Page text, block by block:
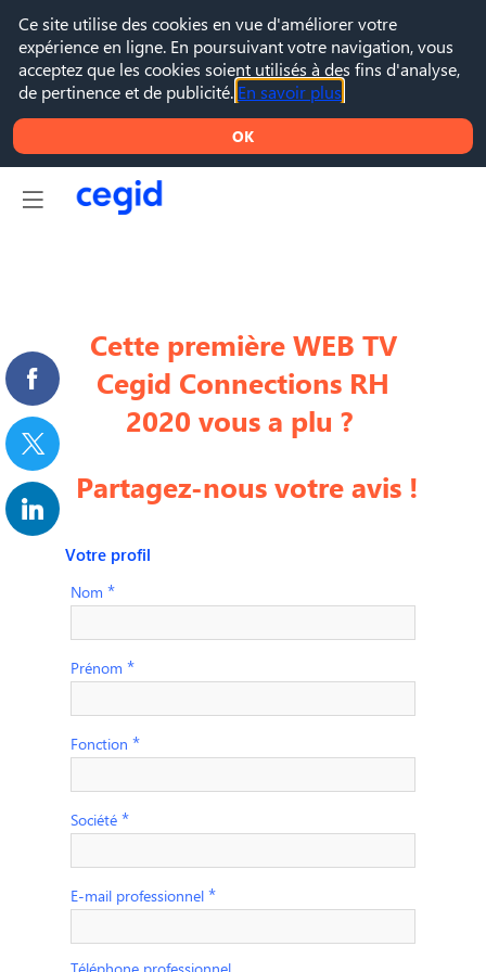
Cette première WEB TV
Cegid Connections RH
2020 vous a plu ?
Partagez-nous votre avis !
Votre profil
Nom *
Prénom *
Fonction *
Société *
E-mail professionnel *
Ce site utilise des cookies en vue d'améliorer votre
expérience en ligne. En poursuivant votre navigation, vous
acceptez que les cookies soient utilisés à des fins d'analyse,
de pertinence et de publicité. En savoir plus
OK